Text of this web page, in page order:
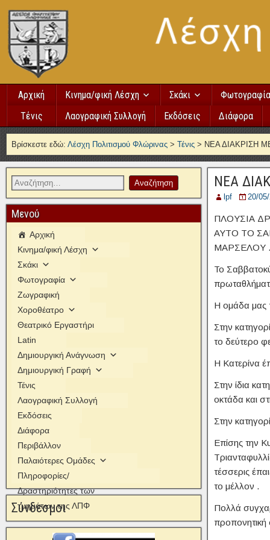
Αρχική Κινημα/φική Λέσχη Σκάκι
Φωτογραφία
Τένις
Λαογραφική Συλλογή Εκδόσεις Διάφορα
Βρίσκεστε εδώ: Λέσχη Πολιτισμού Φλώρινας > Τένις > ΝΕΑ ΔΙΑΚΡΙΣΗ
ΝΕΑ
lpf 20/
ΠΛΟΥΣΙΑ
ΑΥΤΟ ΤΟ
ΜΑΡΣΕΛΟΥ .
Το
Η ομάδα μας
Στην
το δεύτερο
Η Κατερίνα
Στην ίδια
οκτάδα και
Στην
Επίσης την
τέσσερις
το μέλλον .
Πολλά
Μενού
Αρχική
Κινημα/φική Λέσχη
Σκάκι
Φωτογραφία
Ζωγραφική
Χοροθέατρο
Θεατρικό Εργαστήρι
Latin
Δημιουργική Ανάγνωση
Δημιουργική Γραφή
Τένις
Λαογραφική Συλλογή
Εκδόσεις
Διάφορα
Περιβάλλον
Παλαιότερες Ομάδες
Πληροφορίες/
Δραστηριότητες των
τμημάτων της ΛΠΦ
Σύνδεσμοι